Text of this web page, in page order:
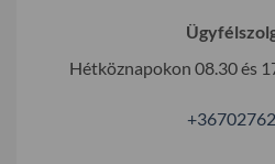
Hétköznapokon 08.30 és